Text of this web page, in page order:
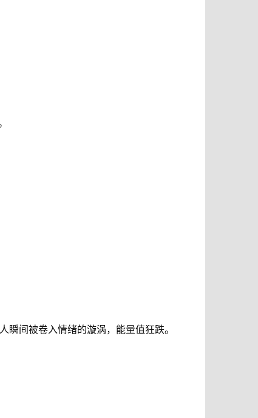
间被卷入情绪的漩涡，能量值狂跌。